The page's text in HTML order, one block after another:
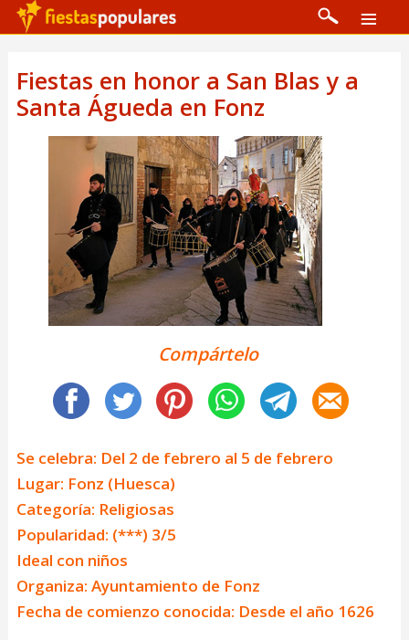
Fiestas en honor a San Blas y a
Santa Águeda en Fonz
Compártelo
Se celebra: Del 2 de febrero al 5 de febrero
Lugar: Fonz (Huesca)
Categoría: Religiosas
Popularidad: (***) 3/5
Ideal con niños
Organiza: Ayuntamiento de Fonz
Fecha de comienzo conocida: Desde el año 1626